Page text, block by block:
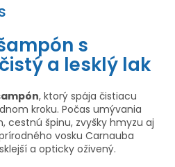
s
a lesklý lak
, ktorý spája čistiacu
kroku. Počas umývania
cestnú špinu, zvyšky hmyzu aj
vosku Carnauba
a opticky oživený.